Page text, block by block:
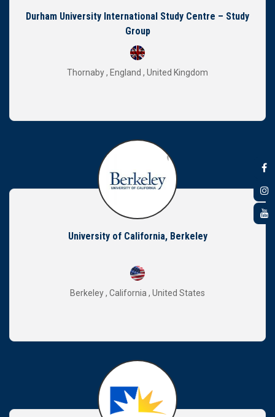
Durham University International Study Centre – Study
Group
Thornaby , England , United Kingdom
University of California, Berkeley
Berkeley , California , United States